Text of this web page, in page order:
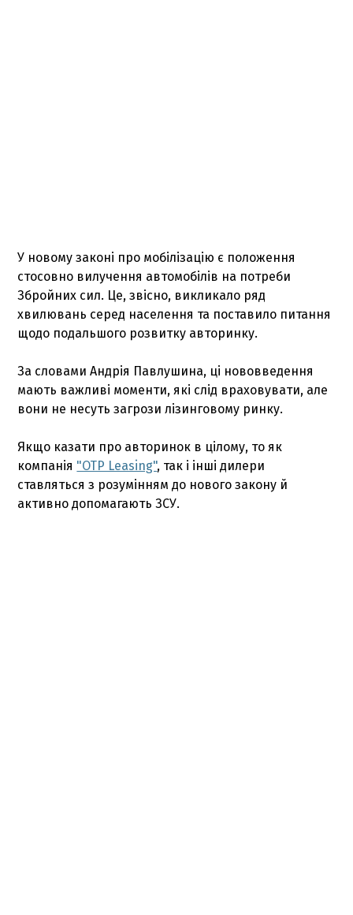
У новому законі про мобілізацію є положення
стосовно вилучення автомобілів на потреби
Збройних сил. Це, звісно, викликало ряд
хвилювань серед населення та поставило питання
щодо подальшого розвитку авторинку.
За словами Андрія Павлушина, ці нововведення
мають важливі моменти, які слід враховувати, але
вони не несуть загрози лізинговому ринку.
Якщо казати про авторинок в цілому, то як
компанія "OTP Leasing", так і інші дилери
ставляться з розумінням до нового закону й
активно допомагають ЗСУ.